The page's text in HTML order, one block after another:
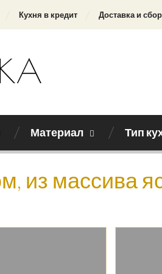
Кухня в кредит Доставка и
Материал Тип
из массива